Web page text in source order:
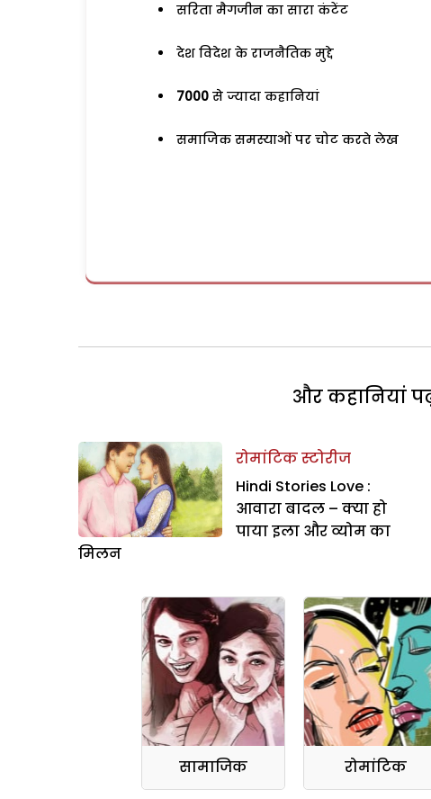
सरिता मैगजीन का सारा कंटेंट
देश विदेश के राजनैतिक मुद्दे
7000 से ज्यादा कहानियां
समाजिक समस्याओं पर चोट करते लेख
और कहानियां
रोमांटिक स्टोरीज
Hindi Stories Love :
आवारा बादल – क्या हो
पाया इला और व्योम का
मिलन
सामाजिक रोमांटिक